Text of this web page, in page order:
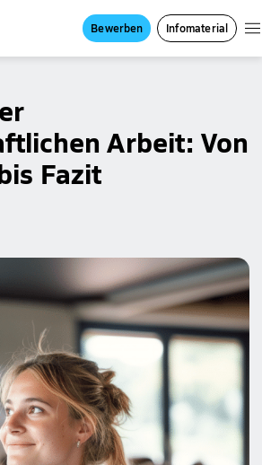
Bewerben Infomaterial
Arbeit: Von
Fazit